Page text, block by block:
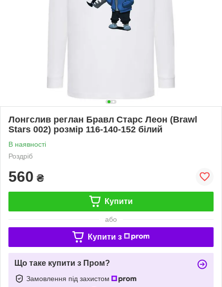
Лонгслив реглан Бравл Старс Леон (Brawl
Stars 002) розмір 116-140-152 білий
В наявності
Роздріб
560 ₴
Купити
або
Купити з
Що таке купити з Пром?
Замовлення під захистом